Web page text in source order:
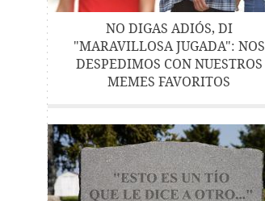
NO DIGAS ADIÓS, DI
"MARAVILLOSA JUGADA": NOS
DESPEDIMOS CON NUESTROS
MEMES FAVORITOS